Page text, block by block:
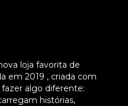
loja favorita de
em 2019 , criada com
algo diferente:
histórias,